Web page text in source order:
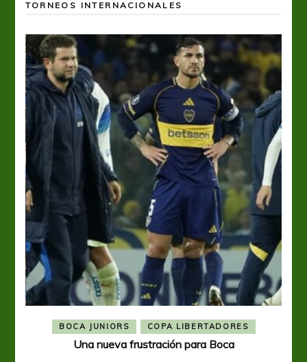
TORNEOS INTERNACIONALES
BOCA JUNIORS COPA LIBERTADORES
Una nueva frustración para Boca